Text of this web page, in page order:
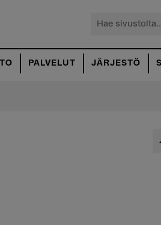
Hae
PALVELUT JÄRJESTÖ